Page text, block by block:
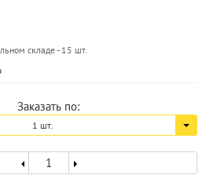
складе - 15 шт.
Заказать по:
1 шт.